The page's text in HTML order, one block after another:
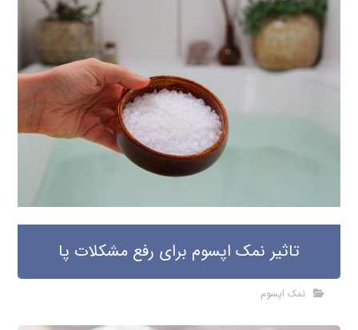
تاثیر نمک اپسوم برای رفع مشکلات پا
نمک اپسوم